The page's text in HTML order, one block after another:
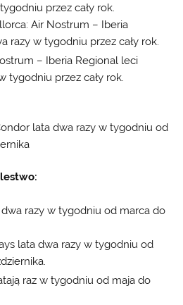
przez cały rok.
Air Nostrum – Iberia
razy w tygodniu przez cały rok.
– Iberia Regional leci
tygodniu przez cały rok.
lata dwa razy w tygodniu od
razy w tygodniu od marca do
lata dwa razy w tygodniu od
raz w tygodniu od maja do